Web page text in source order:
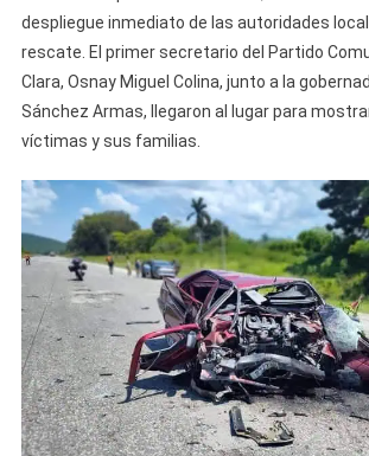
despliegue inmediato de las autoridades
rescate. El primer secretario del Partido
Clara, Osnay Miguel Colina, junto a la
Sánchez Armas, llegaron al lugar para
víctimas y sus familias.